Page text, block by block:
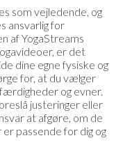
som vejledende, og
ansvarlig for
af YogaStreams
er det
dine egne fysiske og
for, at du vælger
og evner.
justeringer eller
at afgøre, om de
passende for dig og